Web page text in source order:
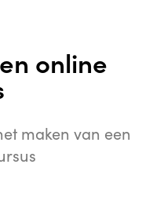
online
maken van een